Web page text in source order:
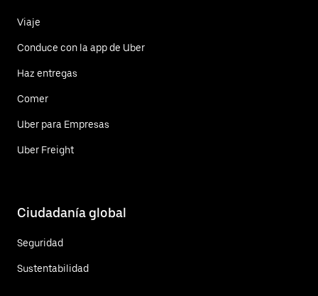
Viaje
Conduce con la app de Uber
Haz entregas
Comer
Uber para Empresas
Uber Freight
Ciudadanía global
Seguridad
Sustentabilidad